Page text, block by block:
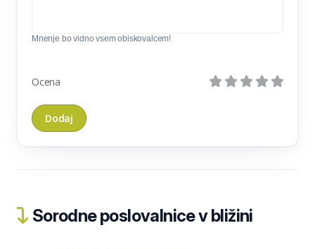
Mnenje bo vidno vsem obiskovalcem!
Ocena
Sorodne poslovalnice v bližini